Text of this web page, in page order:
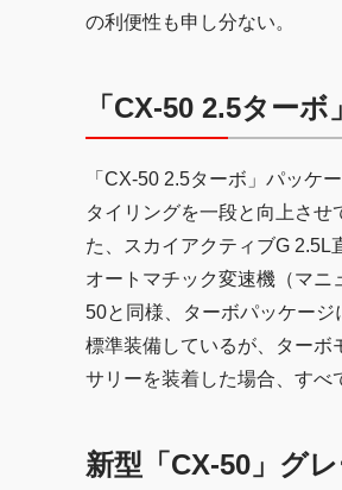
の利便性も申し分ない。
「CX-50 2.5ター
「CX-50 2.5ターボ」パッケ
タイリングを一段と向上さ
た、スカイアクティブG 2.5L
オートマチック変速機（マ
50と同様、ターボパッケー
標準装備しているが、ターボ
サリーを装着した場合、すべ
新型「CX-50」グ